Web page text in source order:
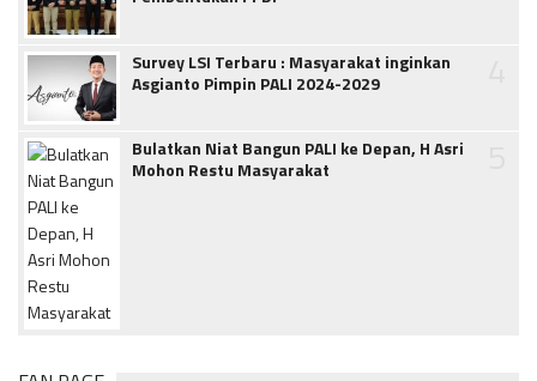
Survey LSI Terbaru : Masyarakat inginkan
Asgianto Pimpin PALI 2024-2029
Bulatkan Niat Bangun PALI ke Depan, H Asri
Mohon Restu Masyarakat